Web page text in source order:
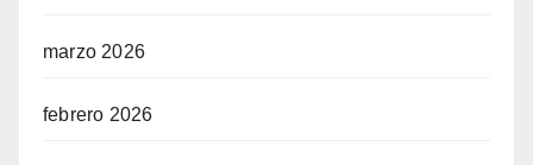
marzo 2026
febrero 2026